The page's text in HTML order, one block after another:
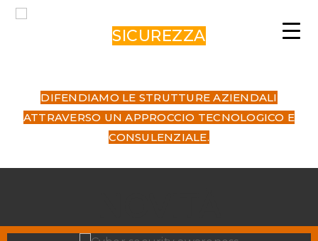
SICUREZZA
DIFENDIAMO LE STRUTTURE AZIENDALI
ATTRAVERSO UN APPROCCIO TECNOLOGICO E
CONSULENZIALE.